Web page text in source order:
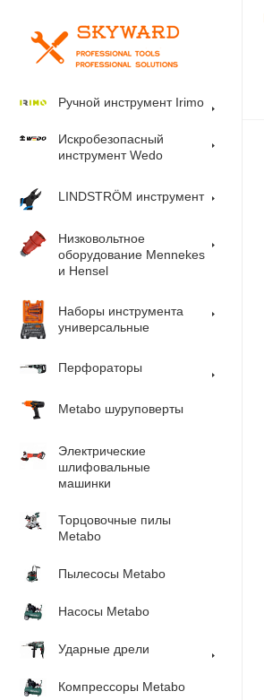
Ручной инструмент Irimo
Искробезопасный
инструмент Wedo
LINDSTRÖM инструмент
Низковольтное
оборудование Mennekes
и Hensel
Наборы инструмента
универсальные
Перфораторы
Metabo шуруповерты
Электрические
шлифовальные
машинки
Торцовочные пилы
Metabo
Пылесосы Metabo
Насосы Metabo
Ударные дрели
Компрессоры Metabo